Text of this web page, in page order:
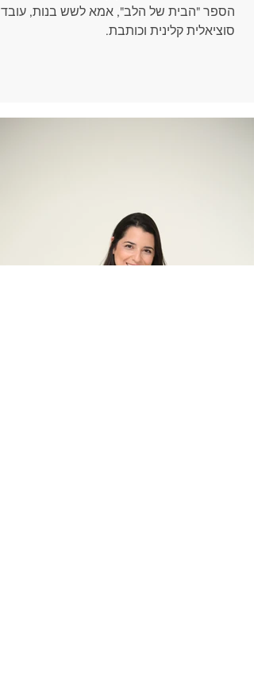
הספר "הבית של הלב", אמא לשש בנות,
סוציאלית קלינית וכותבת.